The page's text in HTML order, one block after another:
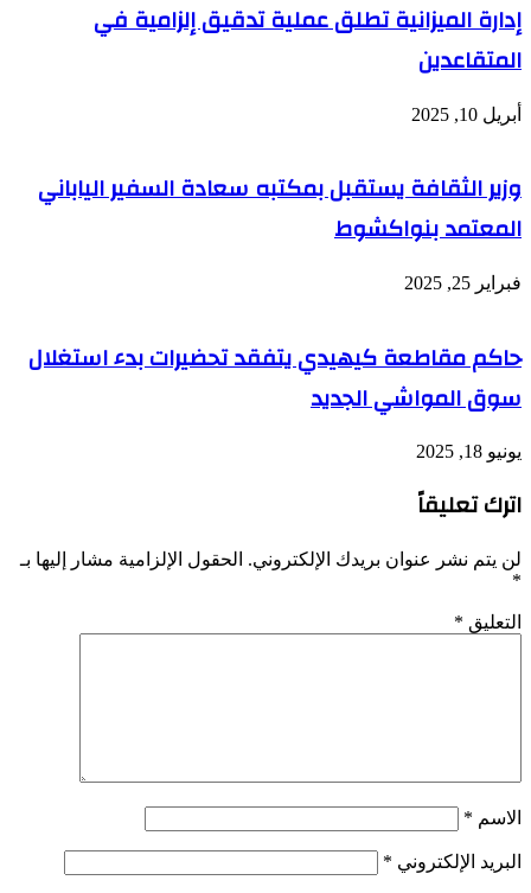
إدارة الميزانية تطلق عملية تدقيق إلزامية في
المتقاعدين
أبريل 10, 2025
وزير الثقافة يستقبل بمكتبه سعادة السفير الياباني
المعتمد بنواكشوط
فبراير 25, 2025
حاكم مقاطعة كيهيدي يتفقد تحضيرات بدء استغلال
سوق المواشي الجديد
يونيو 18, 2025
اترك تعليقاً
لن يتم نشر عنوان بريدك الإلكتروني. الحقول الإلزامية مشار إليها بـ
*
التعليق *
الاسم *
البريد الإلكتروني *